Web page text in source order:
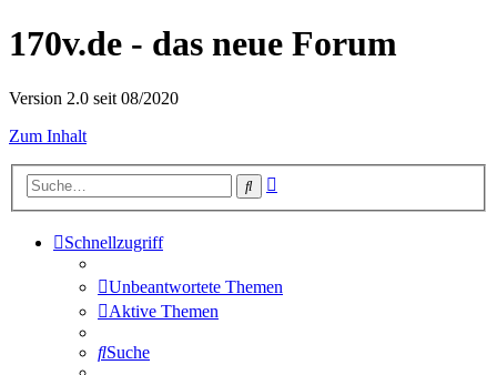
170v.de - das neue Forum
Version 2.0 seit 08/2020
Zum Inhalt
Suche
Schnellzugriff
Unbeantwortete Themen
Aktive Themen
Suche